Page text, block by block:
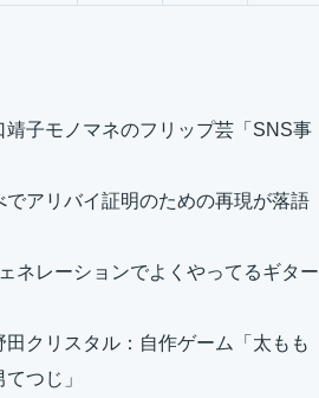
靖子モノマネのフリップ芸「SNS事
でアリバイ証明のための再現が落語
ネレーションでよくやってるギター
クリスタル：自作ゲーム「太もも
つじ」